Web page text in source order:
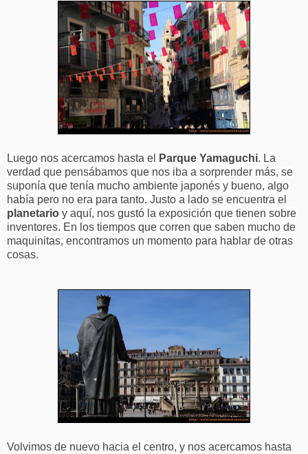
Luego nos acercamos hasta el Parque Yamaguchi. La
verdad que pensábamos que nos iba a sorprender más, se
suponía que tenía mucho ambiente japonés y bueno, algo
había pero no era para tanto. Justo a lado se encuentra el
planetario y aquí, nos gustó la exposición que tienen sobre
inventores. En los tiempos que corren que saben mucho de
maquinitas, encontramos un momento para hablar de otras
cosas.
Volvimos de nuevo hacia el centro, y nos acercamos hasta